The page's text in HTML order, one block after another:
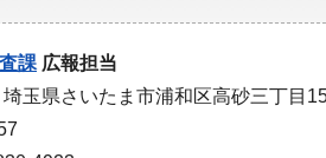
課 広報担当
玉県さいたま市浦和区高砂三丁目